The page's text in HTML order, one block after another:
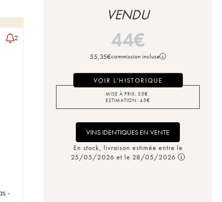
2
-
VENDU
44€
55,35€commission incluse
VOIR L'HISTORIQUE
MISE À PRIX: 35€
ESTIMATION: 45€
VINS IDENTIQUES EN VENTE
En stock, livraison estimée entre le
25/05/2026 et le 28/05/2026